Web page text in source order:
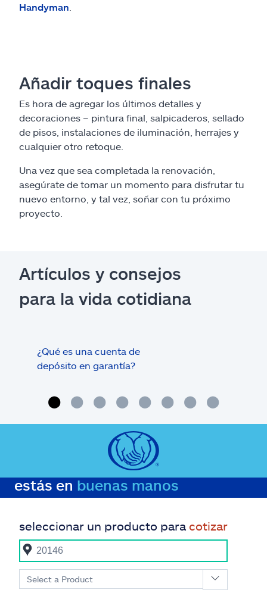
Handyman
Añadir toques finales
Es hora de agregar los últimos detalles y
decoraciones – pintura final, salpicaderos, sellado
de pisos, instalaciones de iluminación, herrajes y
cualquier otro retoque.
Una vez que sea completada la renovación,
asegúrate de tomar un momento para disfrutar tu
nuevo entorno, y tal vez, soñar con tu próximo
proyecto.
Artículos y consejos
para la vida cotidiana
¿Qué es una cuenta de
depósito en garantía?
estás en buenas manos
seleccionar un producto para cotizar
Select a Product